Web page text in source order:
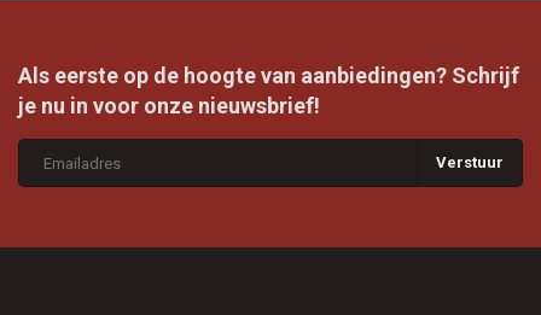
Als eerste op de hoogte van aanbiedingen? Schrijf
je nu in voor onze nieuwsbrief!
Verstuur